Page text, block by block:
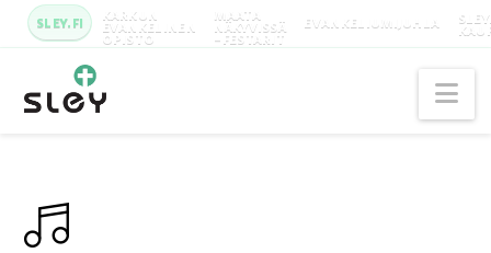
SLEY.FI KARKUN
EVANKELINEN
OPISTO
MAATA
NÄKYVISSÄ
-FESTARIT
EVANKELIUMIJUHLA